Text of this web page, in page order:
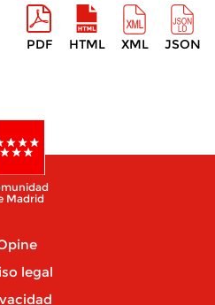
PDF HTML XML JSON
Madrid
legal